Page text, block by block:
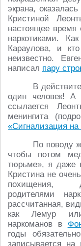
экрана, оказалась
Кристиной
настоящее время
наркотиками.
Караулова, и
неизвестно.
написал пару
В
один человек! А
ссылается
менингита
«Сигнализация
По поводу
чтобы потом
тюрьме», я даже
Кристина не
похищения,
родителями
рассчитанная,
как Лемур или
наркоманов в
годы
записывается на